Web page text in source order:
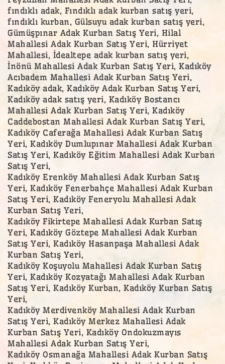
fındıklı adak, Fındıklı adak kurban satış yeri,
fındıklı kurban, Gülsuyu adak kurban satış yeri,
Gümüşpınar Adak Kurban Satış Yeri, Hilal
Mahallesi Adak Kurban Satış Yeri, Hürriyet
Mahallesi, İdealtepe adak kurban satış yeri,
İnönü Mahallesi Adak Kurban Satış Yeri, Kadıköy
Acıbadem Mahallesi Adak Kurban Satış Yeri,
Kadıköy adak, Kadıköy Adak Kurban Satış Yeri,
Kadıköy adak satış yeri, Kadıköy Bostancı
Mahallesi Adak Kurban Satış Yeri, Kadıköy
Caddebostan Mahallesi Adak Kurban Satış Yeri,
Kadıköy Caferağa Mahallesi Adak Kurban Satış
Yeri, Kadıköy Dumlupınar Mahallesi Adak Kurban
Satış Yeri, Kadıköy Eğitim Mahallesi Adak Kurban
Satış Yeri,
Kadıköy Erenköy Mahallesi Adak Kurban Satış
Yeri, Kadıköy Fenerbahçe Mahallesi Adak Kurban
Satış Yeri, Kadıköy Feneryolu Mahallesi Adak
Kurban Satış Yeri,
Kadıköy Fikirtepe Mahallesi Adak Kurban Satış
Yeri, Kadıköy Göztepe Mahallesi Adak Kurban
Satış Yeri, Kadıköy Hasanpaşa Mahallesi Adak
Kurban Satış Yeri,
Kadıköy Koşuyolu Mahallesi Adak Kurban Satış
Yeri, Kadıköy Kozyatağı Mahallesi Adak Kurban
Satış Yeri, Kadıköy Kurban, Kadıköy Kurban Satış
Yeri,
Kadıköy Merdivenköy Mahallesi Adak Kurban
Satış Yeri, Kadıköy Merkez Mahallesi Adak
Kurban Satış Yeri, Kadıköy Ondokuzmayıs
Mahallesi Adak Kurban Satış Yeri,
Kadıköy Osmanağa Mahallesi Adak Kurban Satış